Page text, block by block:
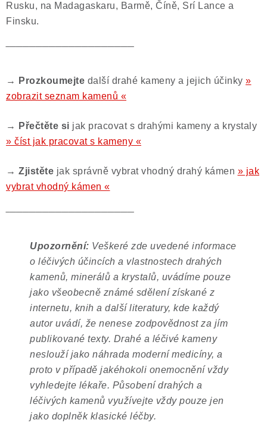
Rusku, na Madagaskaru, Barmě, Číně, Srí Lance a
Finsku.
→ Prozkoumejte další drahé kameny a jejich účinky »
zobrazit seznam kamenů «
→ Přečtěte si jak pracovat s drahými kameny a krystaly
» číst jak pracovat s kameny «
→ Zjistěte jak správně vybrat vhodný drahý kámen » jak
vybrat vhodný kámen «
Upozornění: Veškeré zde uvedené informace
o léčivých účincích a vlastnostech drahých
kamenů, minerálů a krystalů, uvádíme pouze
jako všeobecně známé sdělení získané z
internetu, knih a další literatury, kde každý
autor uvádí, že nenese zodpovědnost za jím
publikované texty. Drahé a léčivé kameny
neslouží jako náhrada moderní medicíny, a
proto v případě jakéhokoli onemocnění vždy
vyhledejte lékaře. Působení drahých a
léčivých kamenů využívejte vždy pouze jen
jako doplněk klasické léčby.